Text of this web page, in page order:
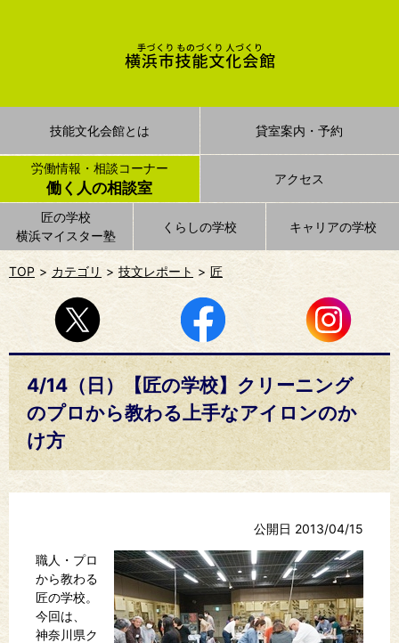
技能文化会館とは 貸室案内・予約
労働情報・相談コーナー
働く人の相談室
匠の学校
横浜マイスター塾
くらしの学校 キャリアの学校
アクセス
TOP カテゴリ 技文レポート 匠
4/14（日）【匠の学校】クリーニング
のプロから教わる上手なアイロンのか
け方
公開日 2013/04/15
職人・プロ
から教わる
匠の学校。
今回は、
神奈川県ク